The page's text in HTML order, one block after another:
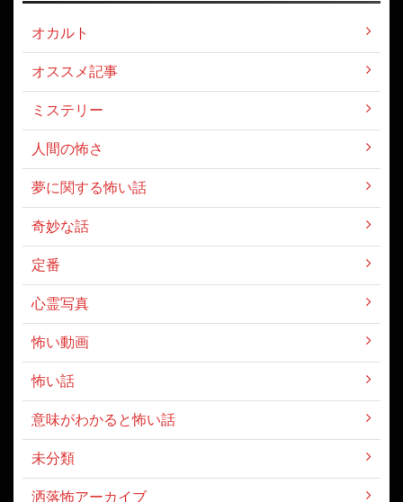
オカルト
オススメ記事
ミステリー
人間の怖さ
夢に関する怖い話
奇妙な話
定番
心霊写真
怖い動画
怖い話
意味がわかると怖い話
未分類
洒落怖アーカイブ